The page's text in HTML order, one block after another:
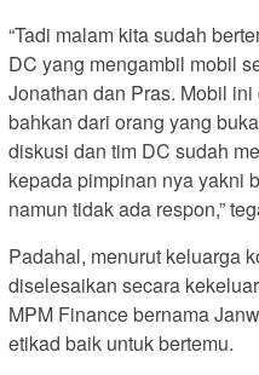
“Tadi malam kita sudah
DC yang mengambil mobil
Jonathan dan Pras. Mobil
bahkan dari orang yang
diskusi dan tim DC sudah
kepada pimpinan nya yakni
namun tidak ada respon,”
Padahal, menurut keluarga
diselesaikan secara
MPM Finance bernama
etikad baik untuk bertemu.